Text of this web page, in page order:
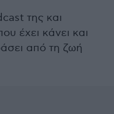
της και
έχει κάνει και
από τη ζωή